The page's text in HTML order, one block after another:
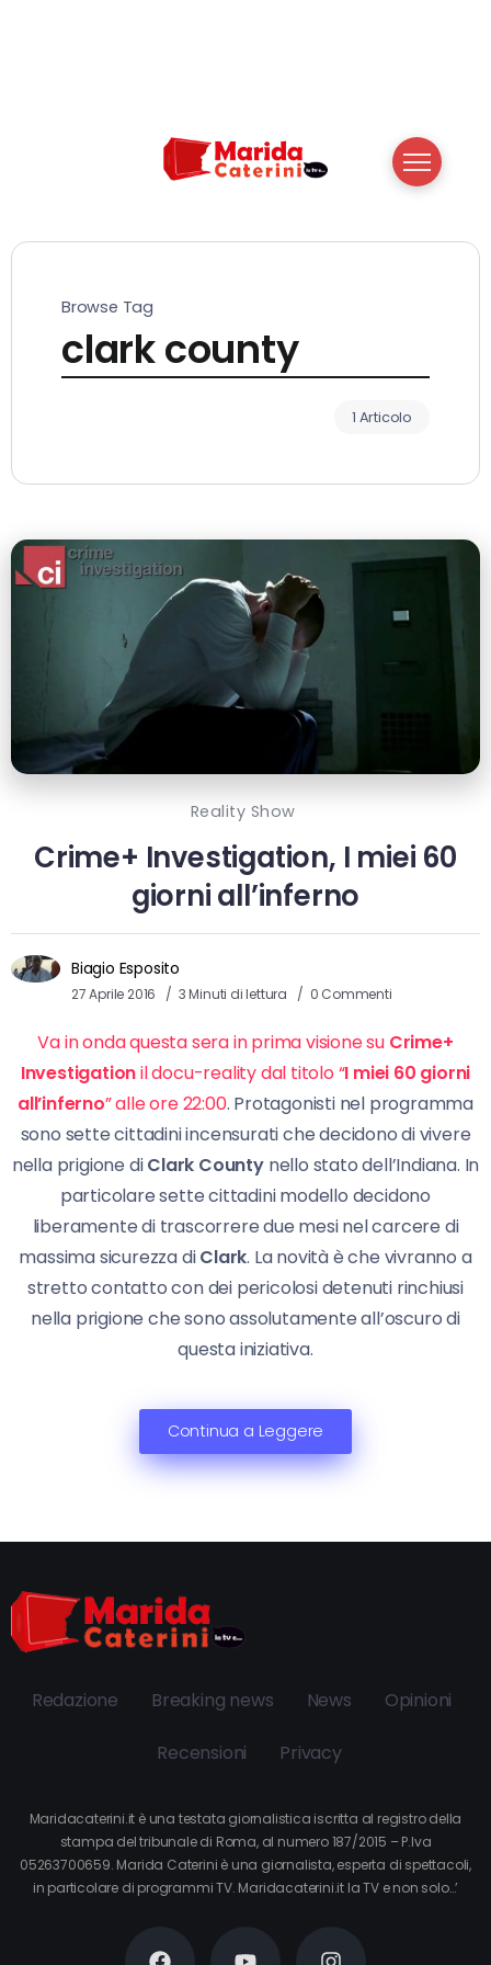
Browse Tag
clark county
1 Articolo
Reality Show
Crime+ Investigation, I miei 60
giorni all’inferno
Biagio Esposito
27 Aprile 2016 3 Minuti di lettura 0 Commenti
Va in onda questa sera in prima visione su Crime+
Investigationil docu-reality dal titolo “I miei 60 giorni
all’inferno” alle ore 22:00. Protagonisti nel programma
sono sette cittadini incensurati che decidono di vivere
nella prigione diClark Countynello stato dell’Indiana. In
particolare sette cittadini modello decidono
liberamente di trascorrere due mesi nel carcere di
massima sicurezza diClark. La novità è che vivranno a
stretto contatto con dei pericolosi detenuti rinchiusi
nella prigione che sono assolutamente all’oscuro di
questa iniziativa.
Continua a Leggere
Redazione Breaking news News Opinioni
Recensioni Privacy
Maridacaterini.it è una testata giornalistica iscritta al registro della
stampa del tribunale di Roma, al numero 187/2015 – P.Iva
05263700659. Marida Caterini è una giornalista, esperta di spettacoli,
in particolare di programmi TV. Maridacaterini.it la TV e non solo…’